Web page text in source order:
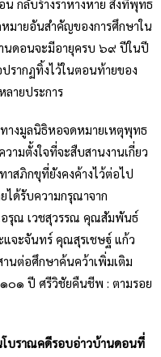
กลับร้างราห่างหาย สิ่งที่พุทธ
มายอันสำคัญของการศึกษาใน
นดอนจะมีอายุครบ ๖๙ ปีในปี
รากฏทิ้งไว้ในตอนท้ายของ
ายประการ
างมูลนิธิหอจดหมายเหตุพุทธ
มตั้งใจที่จะสืบสานงานเกี่ยว
สภิกขุที่ยังคงค้างไว้ต่อไป
ได้รับความกรุณาจาก
อรุณ เวชสุวรรณ คุณสัมพันธ์
จะจันทร์ คุณสุรเชษฐ์ แก้ว
นต่อศึกษาค้นคว้าเพิ่มเติม
๐๑ ปี ศรีวิชัยคืนชีพ : ตามรอย
โบราณคดีรอบอ่าวบ้านดอนที่